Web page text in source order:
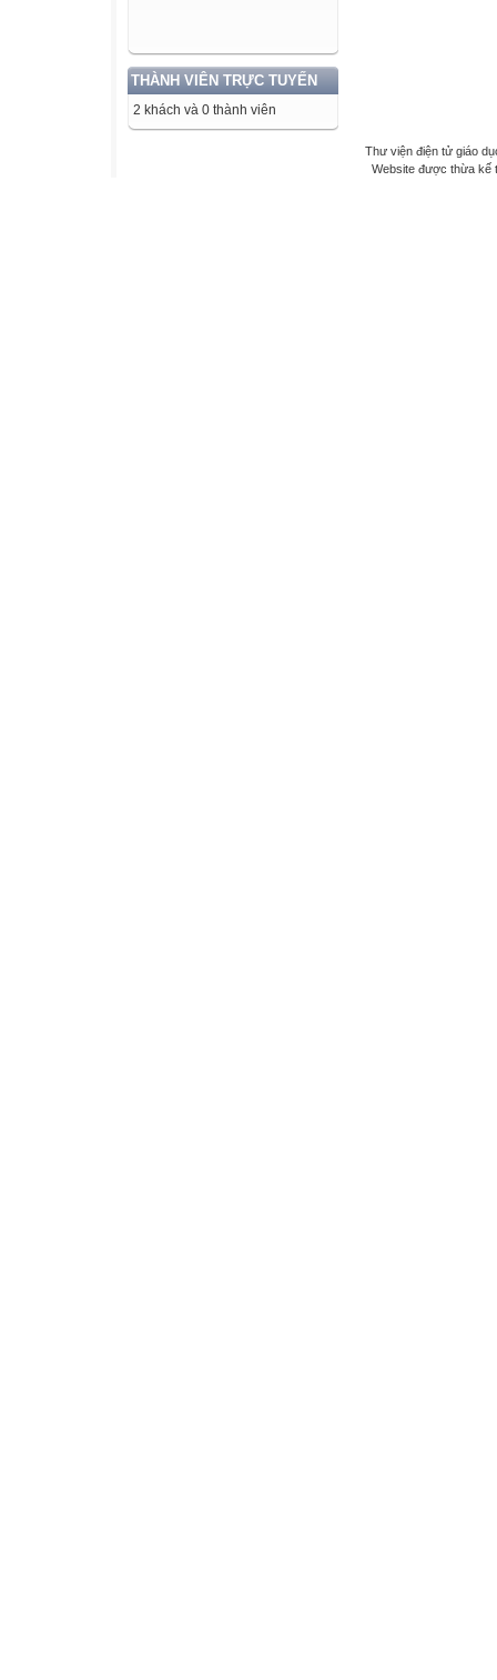
THÀNH VIÊN TRỰC TUYẾN
2 khách và 0 thành viên
Thư viện điện tử giáo
Website được thừa kế